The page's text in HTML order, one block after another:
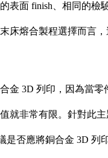
面 finish、相同的
熔合製程選擇而言
金 3D 列印 ，因為當
非常有限。針對此
是否應將銅合金 3D 列